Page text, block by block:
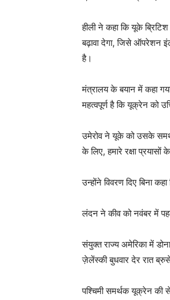
हीली ने कहा कि यूके
बढ़ावा देगा, जिसे ऑपरेशन
है।
मंत्रालय के बयान में कहा
महत्वपूर्ण है कि यूक्रेन को
उमेरोव ने यूके को उसके
के लिए, हमारे रक्षा प्रयासों
उन्होंने विवरण दिए बिना
लंदन ने कीव को नवंबर में
संयुक्त राज्य अमेरिका में
ज़ेलेंस्की बुधवार देर रात
पश्चिमी समर्थक यूक्रेन की